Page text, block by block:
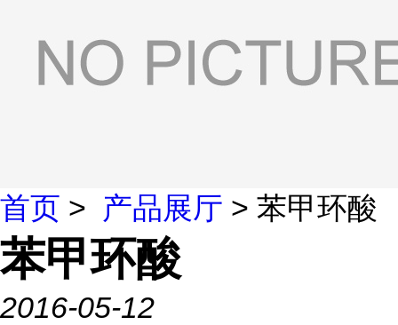
首页 > 产品展厅 > 苯甲环酸
苯甲环酸
2016-05-12